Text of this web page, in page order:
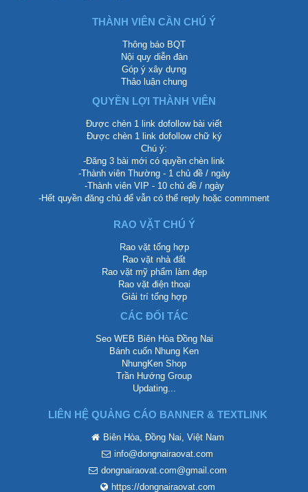
THÀNH VIÊN CẦN CHÚ Ý
Thông báo BQT
Nội quy diễn đàn
Góp ý xây dựng
Thảo luận chung
QUYỀN LỢI THÀNH VIÊN
Được chèn 1 link dofollow bài viết
Được chèn 1 link dofollow chữ ký
Chú ý:
-Đăng 3 bài mới có quyền chèn link
-Thành viên Thường - 1 chủ đề / ngày
-Thành viên VIP - 10 chủ đề / ngày
-Hết quyền đăng chủ để vẫn có thể reply hoặc commment
RAO VẶT CHÚ Ý
Rao vặt tổng hợp
Rao vặt nhà đất
Rao vặt mỹ phẩm làm đẹp
Rao vặt điện thoại
Giải trí tổng hợp
CÁC ĐỐI TÁC
Seo WEB Biên Hòa Đồng Nai
Bánh cuốn Nhung Ken
NhungKen Shop
Trần Hướng Group
Updating...
LIÊN HỆ QUẢNG CÁO BANNER & TEXTLINK
Biên Hòa, Đồng Nai, Việt Nam
info@dongnairaovat.com
dongnairaovat.com@gmail.com
https://dongnairaovat.com